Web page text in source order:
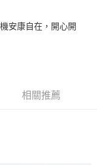
你分期系統評分，恕無
月結算日後寄送繳費提
安康自在，開心開
相關推薦